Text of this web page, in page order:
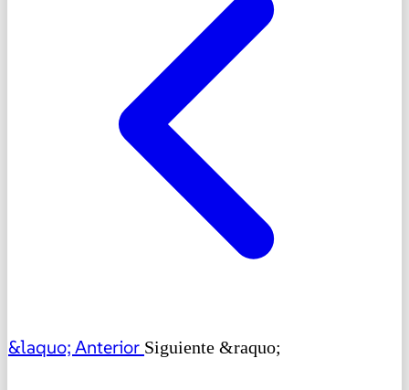
&laquo; Anterior Siguiente &raquo;